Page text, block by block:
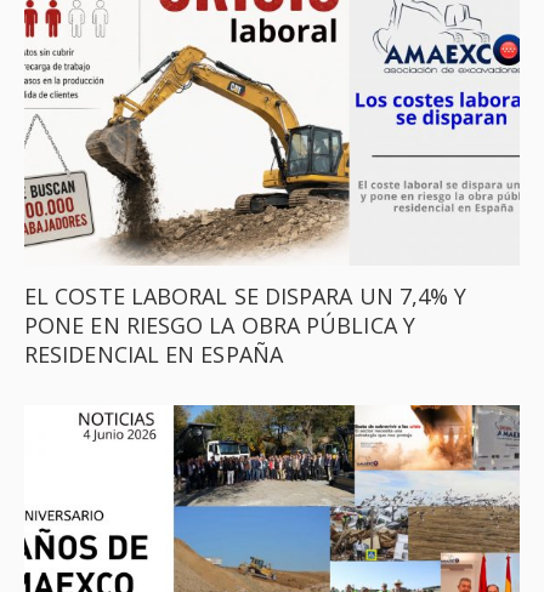
EL COSTE LABORAL SE DISPARA UN 7,4% Y
PONE EN RIESGO LA OBRA PÚBLICA Y
RESIDENCIAL EN ESPAÑA ​